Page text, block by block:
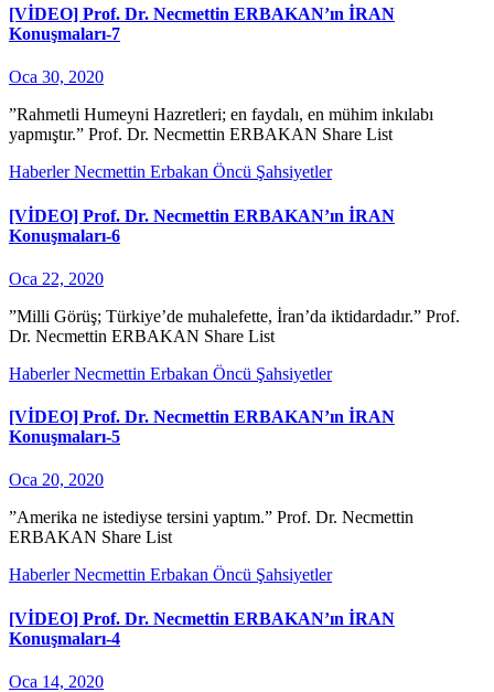
[VİDEO] Prof. Dr. Necmettin ERBAKAN’ın İRAN
Konuşmaları-7
Oca 30, 2020
”Rahmetli Humeyni Hazretleri; en faydalı, en mühim inkılabı
yapmıştır.” Prof. Dr. Necmettin ERBAKAN Share List
HaberlerNecmettin Erbakan Öncü Şahsiyetler
[VİDEO] Prof. Dr. Necmettin ERBAKAN’ın İRAN
Konuşmaları-6
Oca 22, 2020
”Milli Görüş; Türkiye’de muhalefette, İran’da iktidardadır.” Prof.
Dr. Necmettin ERBAKAN Share List
HaberlerNecmettin Erbakan Öncü Şahsiyetler
[VİDEO] Prof. Dr. Necmettin ERBAKAN’ın İRAN
Konuşmaları-5
Oca 20, 2020
”Amerika ne istediyse tersini yaptım.” Prof. Dr. Necmettin
ERBAKAN Share List
HaberlerNecmettin Erbakan Öncü Şahsiyetler
[VİDEO] Prof. Dr. Necmettin ERBAKAN’ın İRAN
Konuşmaları-4
Oca 14, 2020